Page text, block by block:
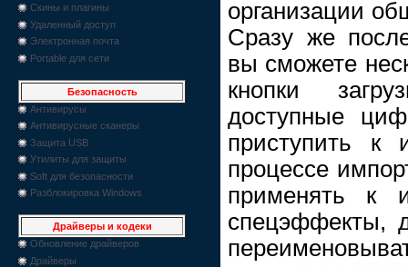
Скины и плагины
Удаленный доступ
Электронная почта
Portable для сети
Безопасность
Антивирусы
Антивирусные сканеры
Защита USB
Утилиты для защиты
Soft для безопасности
Разблокировка Windows
Драйверы и кодеки
Обновление драйверов
Драйверы
организации
Сразу же
вы сможете
кнопки
доступные
приступить к
процессе
применять к
спецэффекты,